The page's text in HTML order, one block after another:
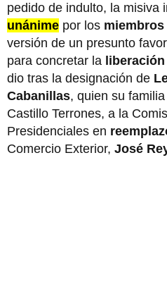
pedido de indulto, la misiva
unánime por los miembros
versión de un presunto
para concretar la liberación
dio tras la designación de
Cabanillas, quien su
Castillo Terrones, a la
Presidenciales en
Comercio Exterior, José